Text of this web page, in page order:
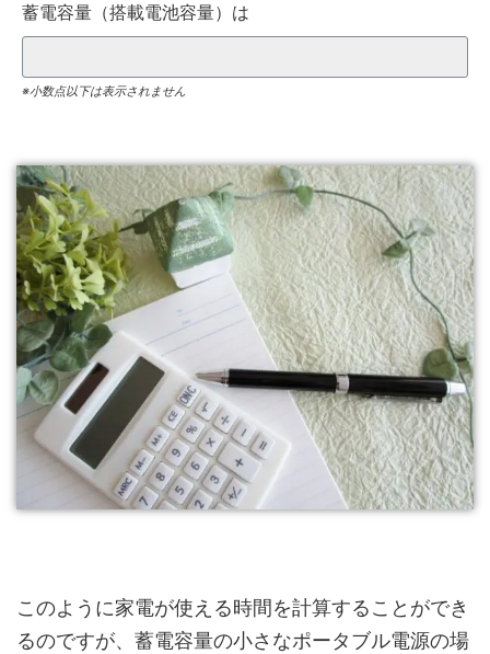
蓄電容量（搭載電池容量）は
※小数点以下は表示されません
このように家電が使える時間を計算することができ
るのですが、蓄電容量の小さなポータブル電源の場